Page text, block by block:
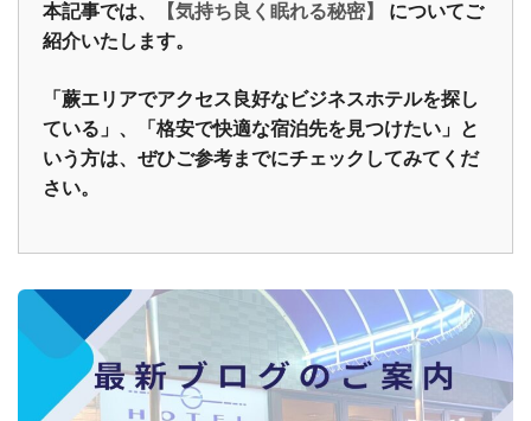
本記事では、 【気持ち良く眠れる秘密】
についてご
紹介いたします。
「 蕨エリアでアクセス良好なビジネスホテルを探し
ている 」、「格安で快適な宿泊先を見つけたい」と
いう方は、ぜひご参考までにチェックしてみてくだ
さい。